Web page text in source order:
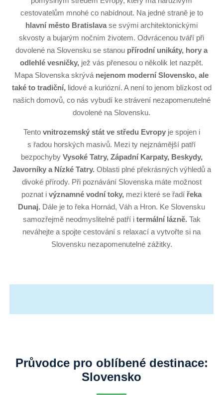
cestovatelům mnohé co nabídnout. Na jedné straně je to
hlavní město Bratislava se svými architektonickými
skvosty a bujarým nočním životem. Odvrácenou tváří při
dovolené na Slovensku se stanou přírodní unikáty, hory a
odlehlé vesničky, jež vás přenesou o několik let nazpět.
Mapa Slovenska skrývá nejenom moderní Slovensko, ale
také to tradiční,lidové a kuriózní. A není to jenom blízkost od
našich domovů, co nás vybudí ke strávení nezapomenutelné
dovolené na Slovensku.
Tento vnitrozemský stát ve středu Evropyje spojen i
s řadou horských masivů. Mezi ty nejznámější patří
bezpochyby Vysoké Tatry, Západní Karpaty, Beskydy,
Javorníky a Nízké Tatry. Oblasti plné překrásných výhledů a
divoké přírody. Při poznávání Slovenska máte možnost
poznat i významné vodní toky, mezi které se řadí řeka
Dunaj. Dále je to řeka Hornád, Váh a Hron. Ke Slovensku
samozřejmě neodmyslitelně patří i termální lázně. Tak
neváhejte a spojte cestování s relaxací a vytvořte si na
Slovensku nezapomenutelné zážitky.
Průvodce pro oblíbené destinace:
Slovensko